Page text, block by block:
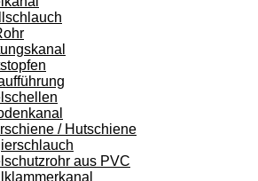
/ Hutschiene
aus PVC